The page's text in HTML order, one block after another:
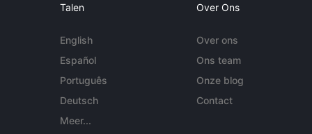
Talen
English
Español
Português
Deutsch
Meer...
Over Ons
Over ons
Ons team
Onze blog
Contact